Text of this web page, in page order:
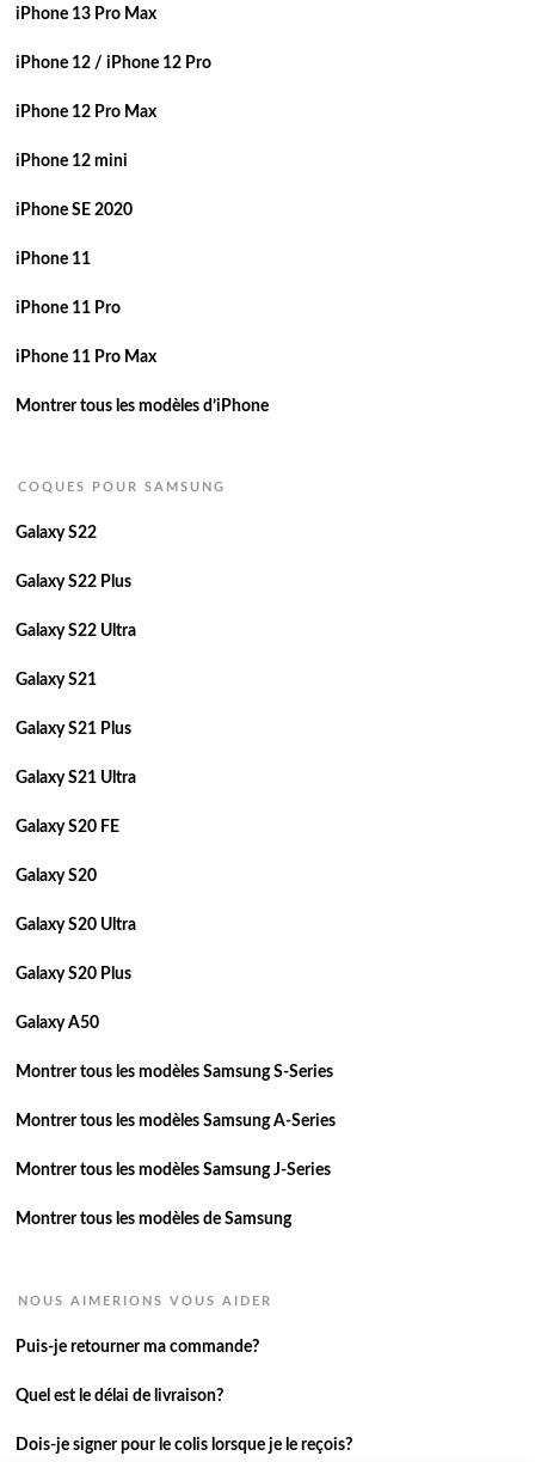
iPhone 13 Pro Max
iPhone 12 / iPhone 12 Pro
iPhone 12 Pro Max
iPhone 12 mini
iPhone SE 2020
iPhone 11
iPhone 11 Pro
iPhone 11 Pro Max
Montrer tous les modèles d’iPhone
COQUES POUR SAMSUNG
Galaxy S22
Galaxy S22 Plus
Galaxy S22 Ultra
Galaxy S21
Galaxy S21 Plus
Galaxy S21 Ultra
Galaxy S20 FE
Galaxy S20
Galaxy S20 Ultra
Galaxy S20 Plus
Galaxy A50
Montrer tous les modèles Samsung S-Series
Montrer tous les modèles Samsung A-Series
Montrer tous les modèles Samsung J-Series
Montrer tous les modèles de Samsung
NOUS AIMERIONS VOUS AIDER
Puis-je retourner ma commande?
Quel est le délai de livraison?
Dois-je signer pour le colis lorsque je le reçois?